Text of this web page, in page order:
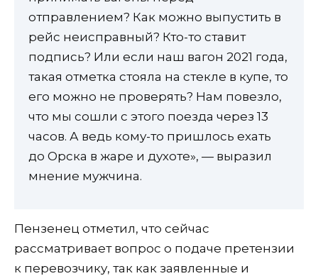
отправлением? Как можно выпустить в
рейс неисправный? Кто-то ставит
подпись? Или если наш вагон 2021 года,
такая отметка стояла на стекле в купе, то
его можно не проверять? Нам повезло,
что мы сошли с этого поезда через 13
часов. А ведь кому-то пришлось ехать
до Орска в жаре и духоте», — выразил
мнение мужчина.
Пензенец отметил, что сейчас
рассматривает вопрос о подаче претензии
к перевозчику, так как заявленные и